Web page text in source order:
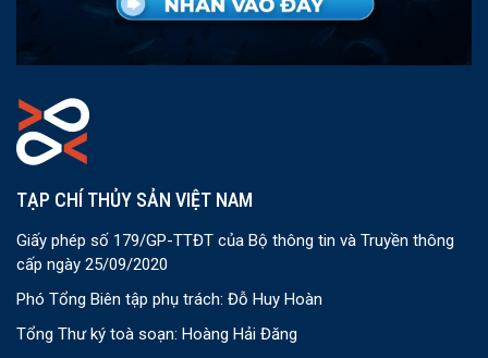
TẠP CHÍ THỦY SẢN VIỆT NAM
Giấy phép số 179/GP-TTĐT của Bộ thông tin và Truyền thông
cấp ngày 25/09/2020
Phó Tổng Biên tập phụ trách: Đỗ Huy Hoàn
Tổng Thư ký toà soạn: Hoàng Hải Đăng